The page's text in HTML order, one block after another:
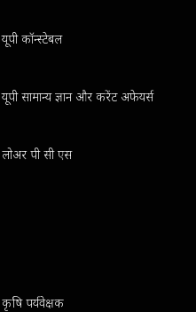
यूपी कॉन्स्टेबल
यूपी सामान्य ज्ञान और करेंट अफेयर्स
लोअर पी सी एस
कृषि पर्यवेक्षक